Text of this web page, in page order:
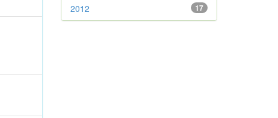
17
2012